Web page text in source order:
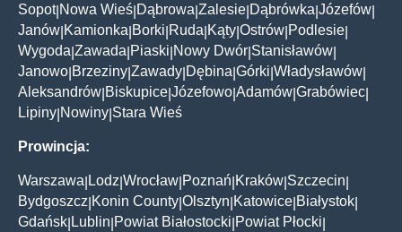
Sopot| Nowa Wieś Dąbrowa Zalesie Dąbrówka Józefów
Janów Kamionka Borki Ruda Kąty Ostrów Podlesie
Wygoda Zawada Piaski Nowy Dwór Stanisławów
Janowo Brzeziny Zawady Dębina Górki Władysławów
Aleksandrów Biskupice Józefowo Adamów Grabówiec
Lipiny Nowiny Stara Wieś
Prowincja:
Warszawa Lodz Wrocław Poznań Kraków Szczecin
Bydgoszcz Konin County Olsztyn Katowice Białystok
Gdańsk Lublin Powiat Białostocki Powiat Płocki